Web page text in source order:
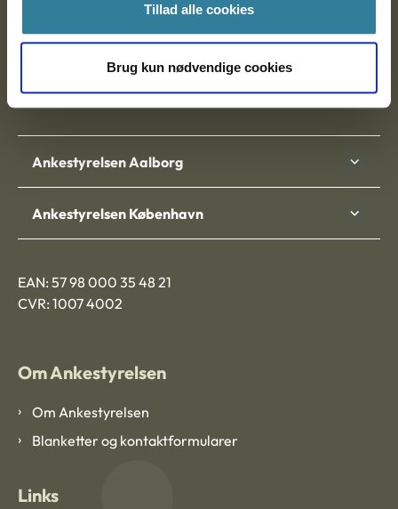
Tillad alle cookies
Brug kun nødvendige cookies
Postadresse:
Nytorv 7, 2. sal
9000 Aalborg
Ankestyrelsen Aalborg
Ankestyrelsen København
EAN: 57 98 000 35 48 21
CVR: 1007 4002
Om Ankestyrelsen
Om Ankestyrelsen
Blanketter og kontaktformularer
Links